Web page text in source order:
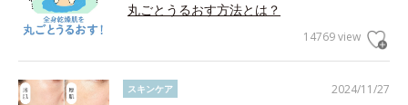
丸ごとうるおす方法とは？
14769 view
2024/11/27
スキンケア